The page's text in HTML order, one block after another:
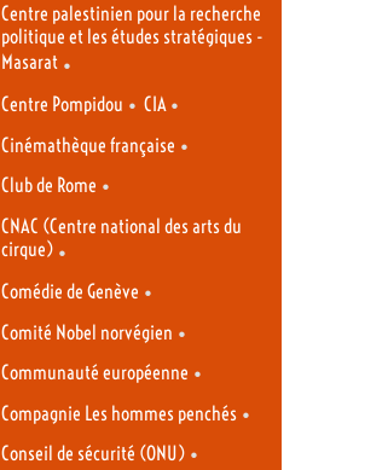
Centre palestinien pour la recherche
politique et les études stratégiques -
Masarat •
Centre Pompidou • CIA •
Cinémathèque française •
Club de Rome •
CNAC (Centre national des arts du
cirque) •
Comédie de Genève •
Comité Nobel norvégien •
Communauté européenne •
Compagnie Les hommes penchés •
Conseil de sécurité (ONU) •